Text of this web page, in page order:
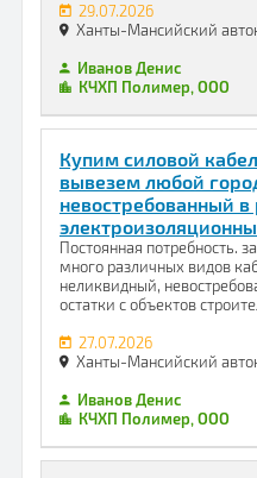
29.07.2026
Ханты-Мансийский
Иванов Денис
КЧХП Полимер, ООО
Купим силовой
вывезем любой
невостребованный в
Постоянная потребность.
много различных видов
неликвидный,
остатки с объектов
27.07.2026
Ханты-Мансийский
Иванов Денис
КЧХП Полимер, ООО